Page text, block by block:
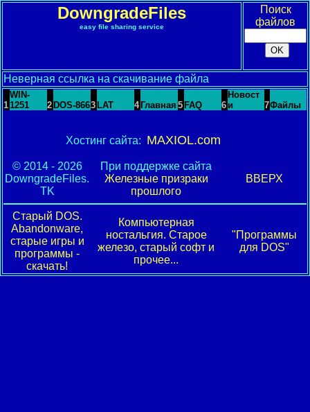
DowngradeFiles
easy file sharing service
Поиск
файлов
Неверная ссылка на скачивание файла
1
WIN-
1251
2 DOS-8663 LAT 4 Главная 5 FAQ 6
Новост
и
7Файлы
Хостинг сайта: MAXIOL.com
© 2014 - 2026
DowngradeFiles.
TK
При поддержке сайта
Железные призраки
прошлого
ВВЕРХ
Старый DOS.
Abandonware,
старые игры и
программы -
скачать!
Компьютерная
ностальгия. Старое
железо, старый софт и
прочее...
"Программы
для DOS"